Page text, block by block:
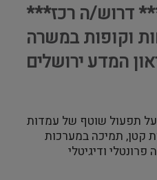
***המשרה אויישה*** דרוש/ה רכז
וקופות במשרה
המדע ירושלים
תפעול שוטף של עמדות
קטן, תמיכה במערכות
ודיגיטלי